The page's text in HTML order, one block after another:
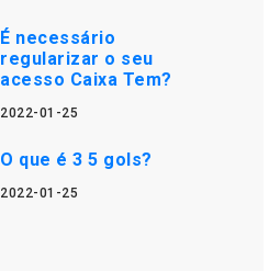
É necessário
regularizar o seu
acesso Caixa Tem?
2022-01-25
O que é 3 5 gols?
2022-01-25